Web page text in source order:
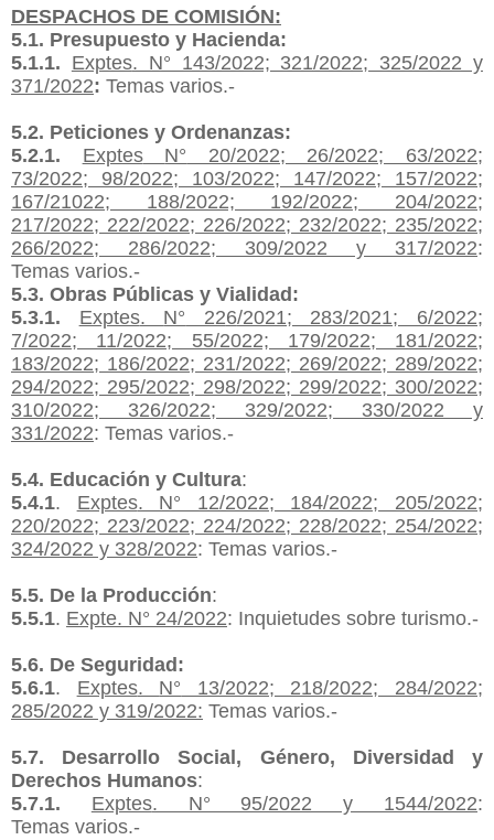
DESPACHOS DE COMISIÓN:
5.1. Presupuesto y Hacienda:
5.1.1. Exptes. N° 143/2022; 321/2022; 325/2022 y
371/2022: Temas varios.-
5.2. Peticiones y Ordenanzas:
5.2.1.
Exptes N° 20/2022; 26/2022; 63/2022;
73/2022; 98/2022; 103/2022; 147/2022; 157/2022;
167/21022; 188/2022; 192/2022; 204/2022;
217/2022; 222/2022; 226/2022; 232/2022; 235/2022;
266/2022; 286/2022; 309/2022 y 317/2022:
Temas varios.-
5.3. Obras Públicas y Vialidad:
5.3.1.
Exptes. N° 226/2021; 283/2021; 6/2022;
7/2022; 11/2022; 55/2022; 179/2022; 181/2022;
183/2022; 186/2022; 231/2022; 269/2022; 289/2022;
294/2022; 295/2022; 298/2022; 299/2022; 300/2022;
310/2022; 326/2022; 329/2022; 330/2022 y
331/2022: Temas varios.-
5.4. Educación y Cultura:
5.4.1. Exptes. N° 12/2022; 184/2022; 205/2022;
220/2022; 223/2022; 224/2022; 228/2022; 254/2022;
324/2022 y 328/2022: Temas varios.-
5.5. De la Producción:
5.5.1. Expte. N° 24/2022: Inquietudes sobre turismo.-
5.6. De Seguridad:
5.6.1. Exptes. N° 13/2022; 218/2022; 284/2022;
285/2022 y 319/2022: Temas varios.-
5.7. Desarrollo Social, Género, Diversidad y
Derechos Humanos:
5.7.1.
Exptes. N° 95/2022 y 1544/2022:
Temas varios.-